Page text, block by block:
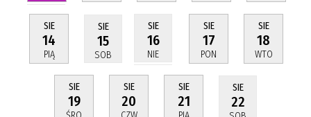
SIE
14
PIĄ
SIE
15
SOB
SIE
16
NIE
SIE
17
PON
SIE
18
WTO
SIE
19
SIE
20
SIE
21
SIE
22